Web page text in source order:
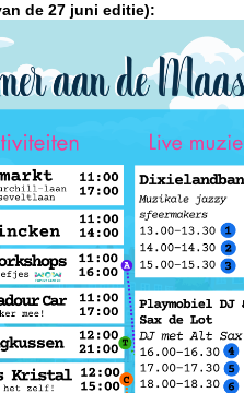
de 27 juni editie):